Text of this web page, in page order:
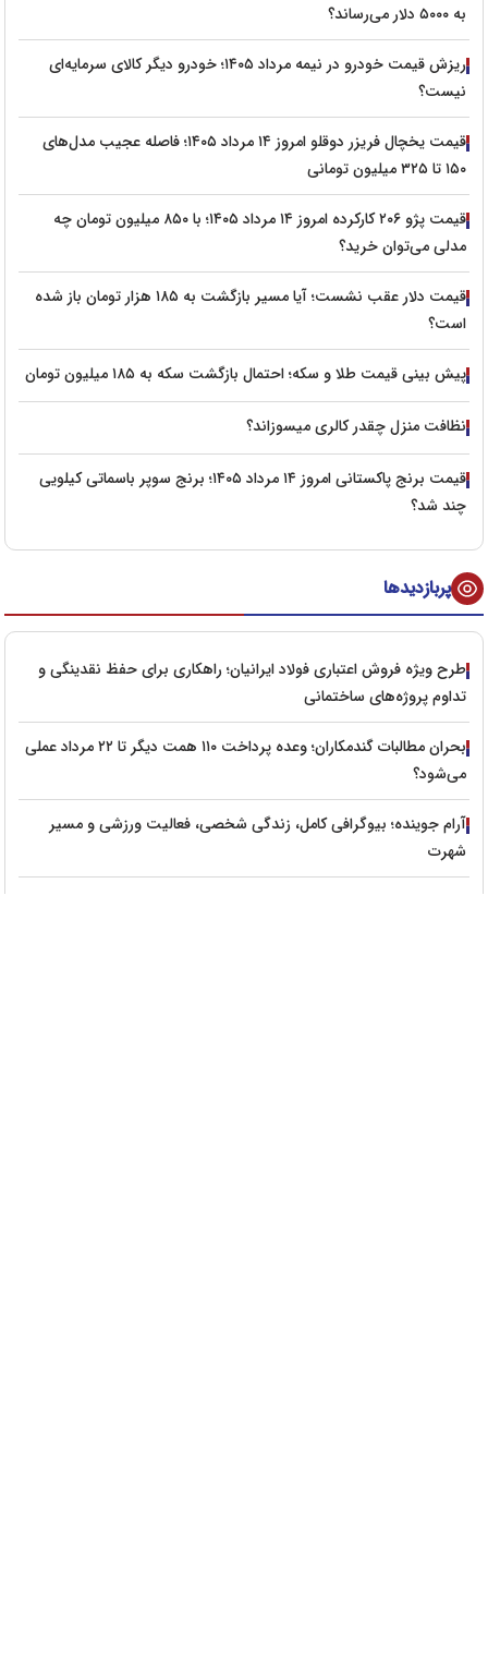
به ۵۰۰۰ دلار می‌رساند؟
ریزش قیمت خودرو در نیمه مرداد ۱۴۰۵؛ خودرو دیگر کالای سرمایه‌ای
نیست؟
قیمت یخچال فریزر دوقلو امروز ۱۴ مرداد ۱۴۰۵؛ فاصله عجیب مدل‌های
۱۵۰ تا ۳۲۵ میلیون تومانی
قیمت پژو ۲۰۶ کارکرده امروز ۱۴ مرداد ۱۴۰۵؛ با ۸۵۰ میلیون تومان چه
مدلی می‌توان خرید؟
قیمت دلار عقب نشست؛ آیا مسیر بازگشت به ۱۸۵ هزار تومان باز شده
است؟
پیش‌ بینی قیمت طلا و سکه؛ احتمال بازگشت سکه به ۱۸۵ میلیون تومان
نظافت منزل چقدر کالری میسوزاند؟
قیمت برنج پاکستانی امروز ۱۴ مرداد ۱۴۰۵؛ برنج سوپر باسماتی کیلویی
چند شد؟
پربازدیدها
طرح ویژه فروش اعتباری فولاد ایرانیان؛ راهکاری برای حفظ نقدینگی و
تداوم پروژه‌های ساختمانی
بحران مطالبات گندمکاران؛ وعده پرداخت ۱۱۰ همت دیگر تا ۲۲ مرداد عملی
می‌شود؟
آرام جوینده؛ بیوگرافی کامل، زندگی شخصی، فعالیت ورزشی و مسیر
شهرت